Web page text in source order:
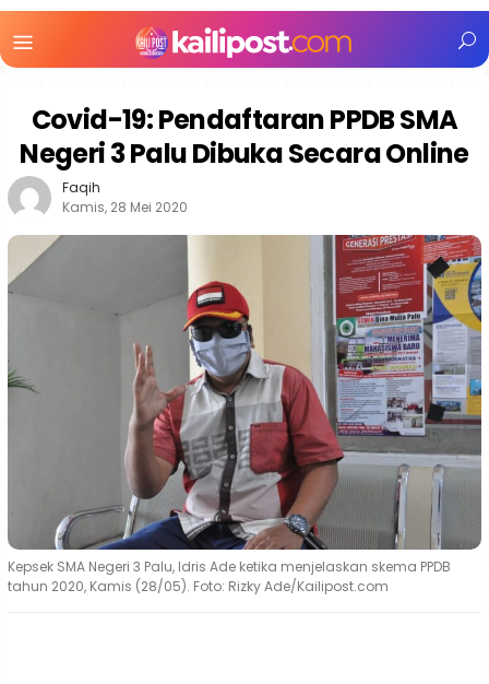
Mobile
Covid-19: Pendaftaran PPDB SMA
Negeri 3 Palu Dibuka Secara Online
Faqih
Kamis, 28 Mei 2020
Kepsek SMA Negeri 3 Palu, Idris Ade ketika menjelaskan skema PPDB
tahun 2020, Kamis (28/05). Foto: Rizky Ade/Kailipost.com